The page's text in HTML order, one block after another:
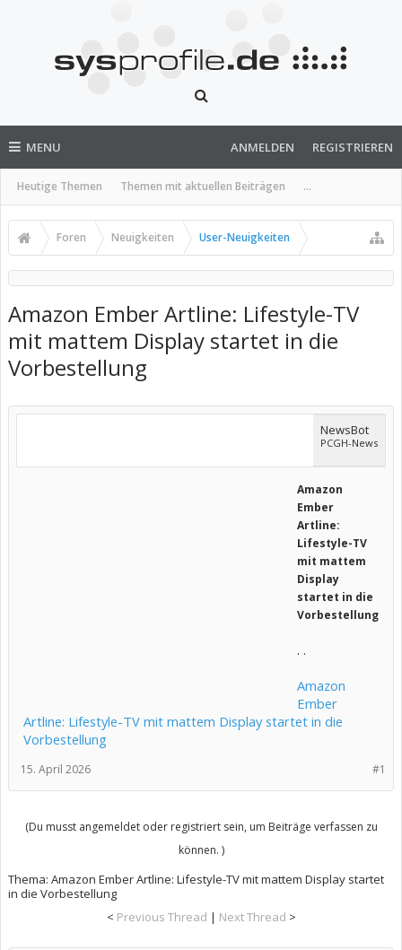
MENU
Heutige Themen Themen mit aktuellen Beiträgen ...
ANMELDEN REGISTRIEREN
Foren Neuigkeiten User-Neuigkeiten
Amazon Ember Artline: Lifestyle-TV
mit mattem Display startet in die
Vorbestellung
NewsBot
PCGH-News
Amazon
Ember
Artline:
Lifestyle-TV
mit mattem
Display
startet in die
Vorbestellung
. .
Amazon
Ember
Artline: Lifestyle-TV mit mattem Display startet in die
Vorbestellung
#1
15. April 2026
(Du musst angemeldet oder registriert sein, um Beiträge verfassen zu
können. )
Thema: Amazon Ember Artline: Lifestyle-TV mit mattem Display startet
in die Vorbestellung
< Previous Thread | Next Thread >